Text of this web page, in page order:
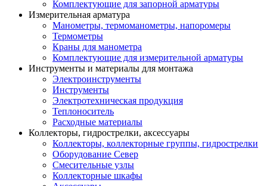
Комплектующие для запорной арматуры
Измерительная арматура
Манометры, термоманометры, напоромеры
Термометры
Краны для манометра
Комплектующие для измерительной арматуры
Инструменты и материалы для монтажа
Электроинструменты
Инструменты
Электротехническая продукция
Теплоноситель
Расходные материалы
Коллекторы, гидрострелки, аксессуары
Коллекторы, коллекторные группы, гидрострелки
Оборудование Север
Смесительные узлы
Коллекторные шкафы